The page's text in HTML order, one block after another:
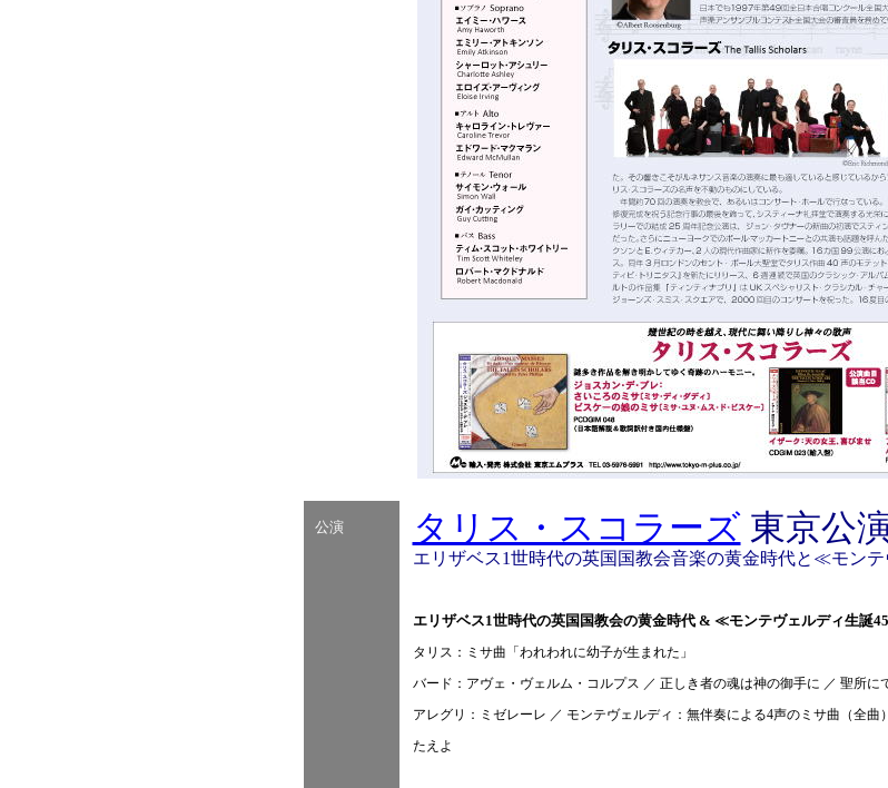
公演 タリス・スコラーズ東京公
エリザベス1世時代の英国国教会音楽の黄金時代と≪モン
エリザベス1世時代の英国国教会の黄金時代 & ≪モンテヴェルディ生誕
タリス：ミサ曲「われわれに幼子が生まれた」
バード：アヴェ・ヴェルム・コルプス ／ 正しき者の魂は神の御手に ／ 聖所に
アレグリ：ミゼレーレ ／ モンテヴェルディ：無伴奏による4声のミサ曲（全曲
たえよ